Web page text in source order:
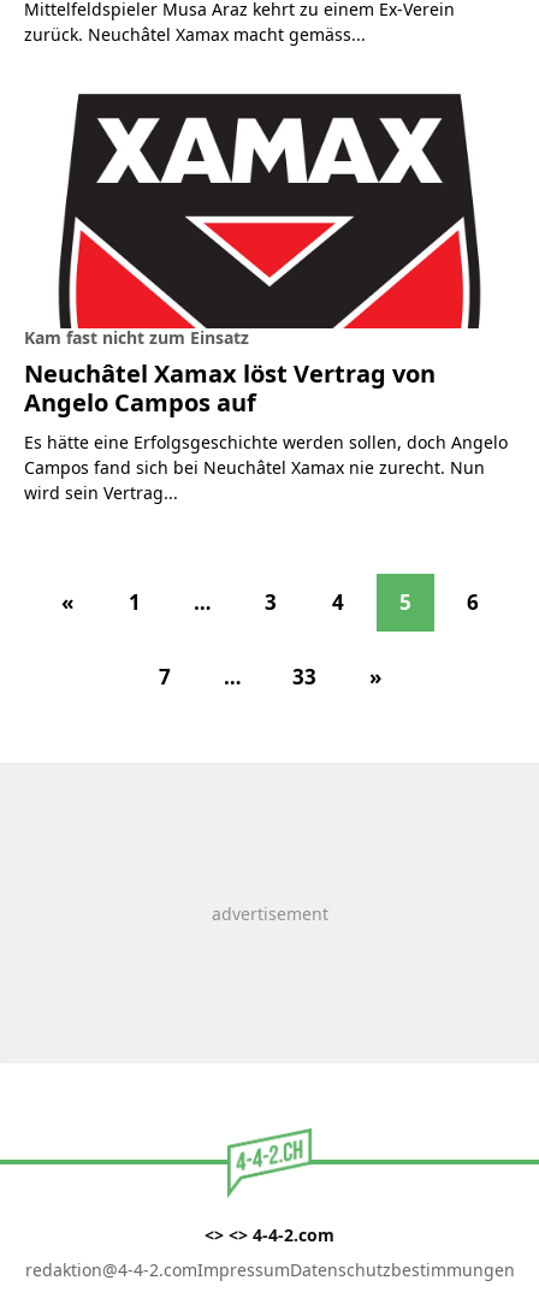
Mittelfeldspieler Musa Araz kehrt zu einem Ex-Verein
zurück. Neuchâtel Xamax macht gemäss...
Kam fast nicht zum Einsatz
Neuchâtel Xamax löst Vertrag von
Angelo Campos auf
Es hätte eine Erfolgsgeschichte werden sollen, doch Angelo
Campos fand sich bei Neuchâtel Xamax nie zurecht. Nun
wird sein Vertrag...
« 1 … 3 4 5 6
7 … 33 »
<> <> 4-4-2.com
redaktion@4-4-2.comImpressumDatenschutzbestimmungen